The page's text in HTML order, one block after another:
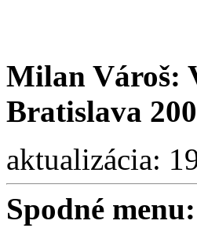
Milan Vároš:
Bratislava
aktualizácia:
Spodné menu: